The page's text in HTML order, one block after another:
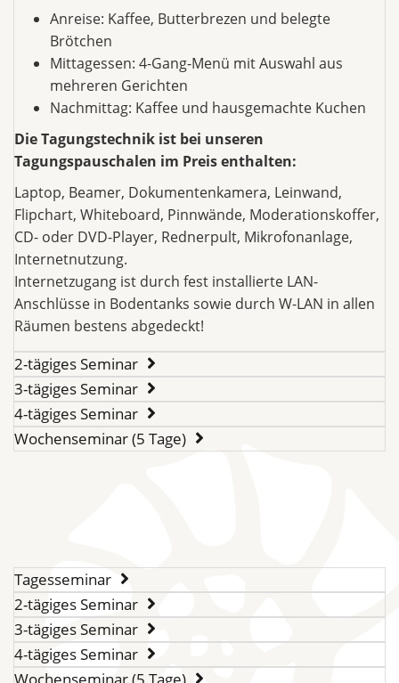
Anreise: Kaffee, Butterbrezen und belegte
Brötchen
Mittagessen: 4-Gang-Menü mit Auswahl aus
mehreren Gerichten
Nachmittag: Kaffee und hausgemachte Kuchen
Die Tagungstechnik ist bei unseren
Tagungspauschalen im Preis enthalten:
Laptop, Beamer, Dokumentenkamera, Leinwand,
Flipchart, Whiteboard, Pinnwände, Moderationskoffer,
CD- oder DVD-Player, Rednerpult, Mikrofonanlage,
Internetnutzung.
Internetzugang ist durch fest installierte LAN-
Anschlüsse in Bodentanks sowie durch W-LAN in allen
Räumen bestens abgedeckt!
2-tägiges Seminar
3-tägiges Seminar
4-tägiges Seminar
Wochenseminar (5 Tage)
Tagesseminar
2-tägiges Seminar
3-tägiges Seminar
4-tägiges Seminar